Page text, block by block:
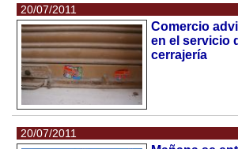
20/07/2011
Comercio
en el servicio
cerrajería
20/07/2011